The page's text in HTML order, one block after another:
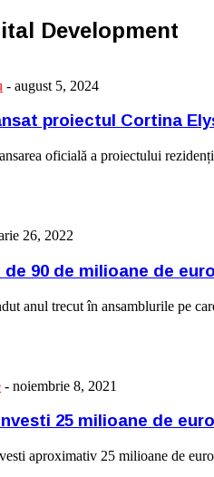
Development
- august 5, 2024
proiectul Cortina
oficială a proiectului
26, 2022
90 de milioane de euro
trecut în ansamblurile pe
- noiembrie 8, 2021
25 milioane de
aproximativ 25 milioane de